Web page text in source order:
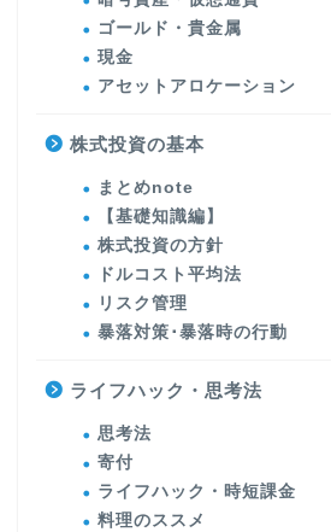
ゴールド・貴金属
現金
アセットアロケーション
株式投資の基本
まとめnote
【基礎知識編】
株式投資の方針
ドルコスト平均法
リスク管理
暴落対策･暴落時の行動
ライフハック・思考法
思考法
寄付
ライフハック・時短課金
料理のススメ